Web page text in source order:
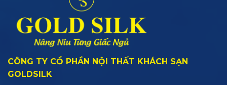
CÔNG TY CỔ PHẦN NỘI THẤT KHÁCH SẠN
GOLDSILK